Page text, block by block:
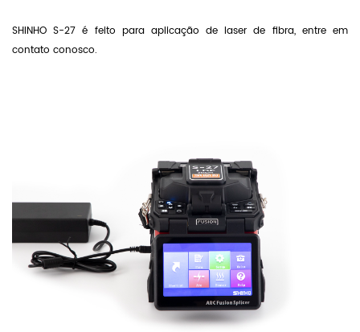
SHINHO S-27 é feito para aplicação de laser de fibra, entre em
contato conosco.